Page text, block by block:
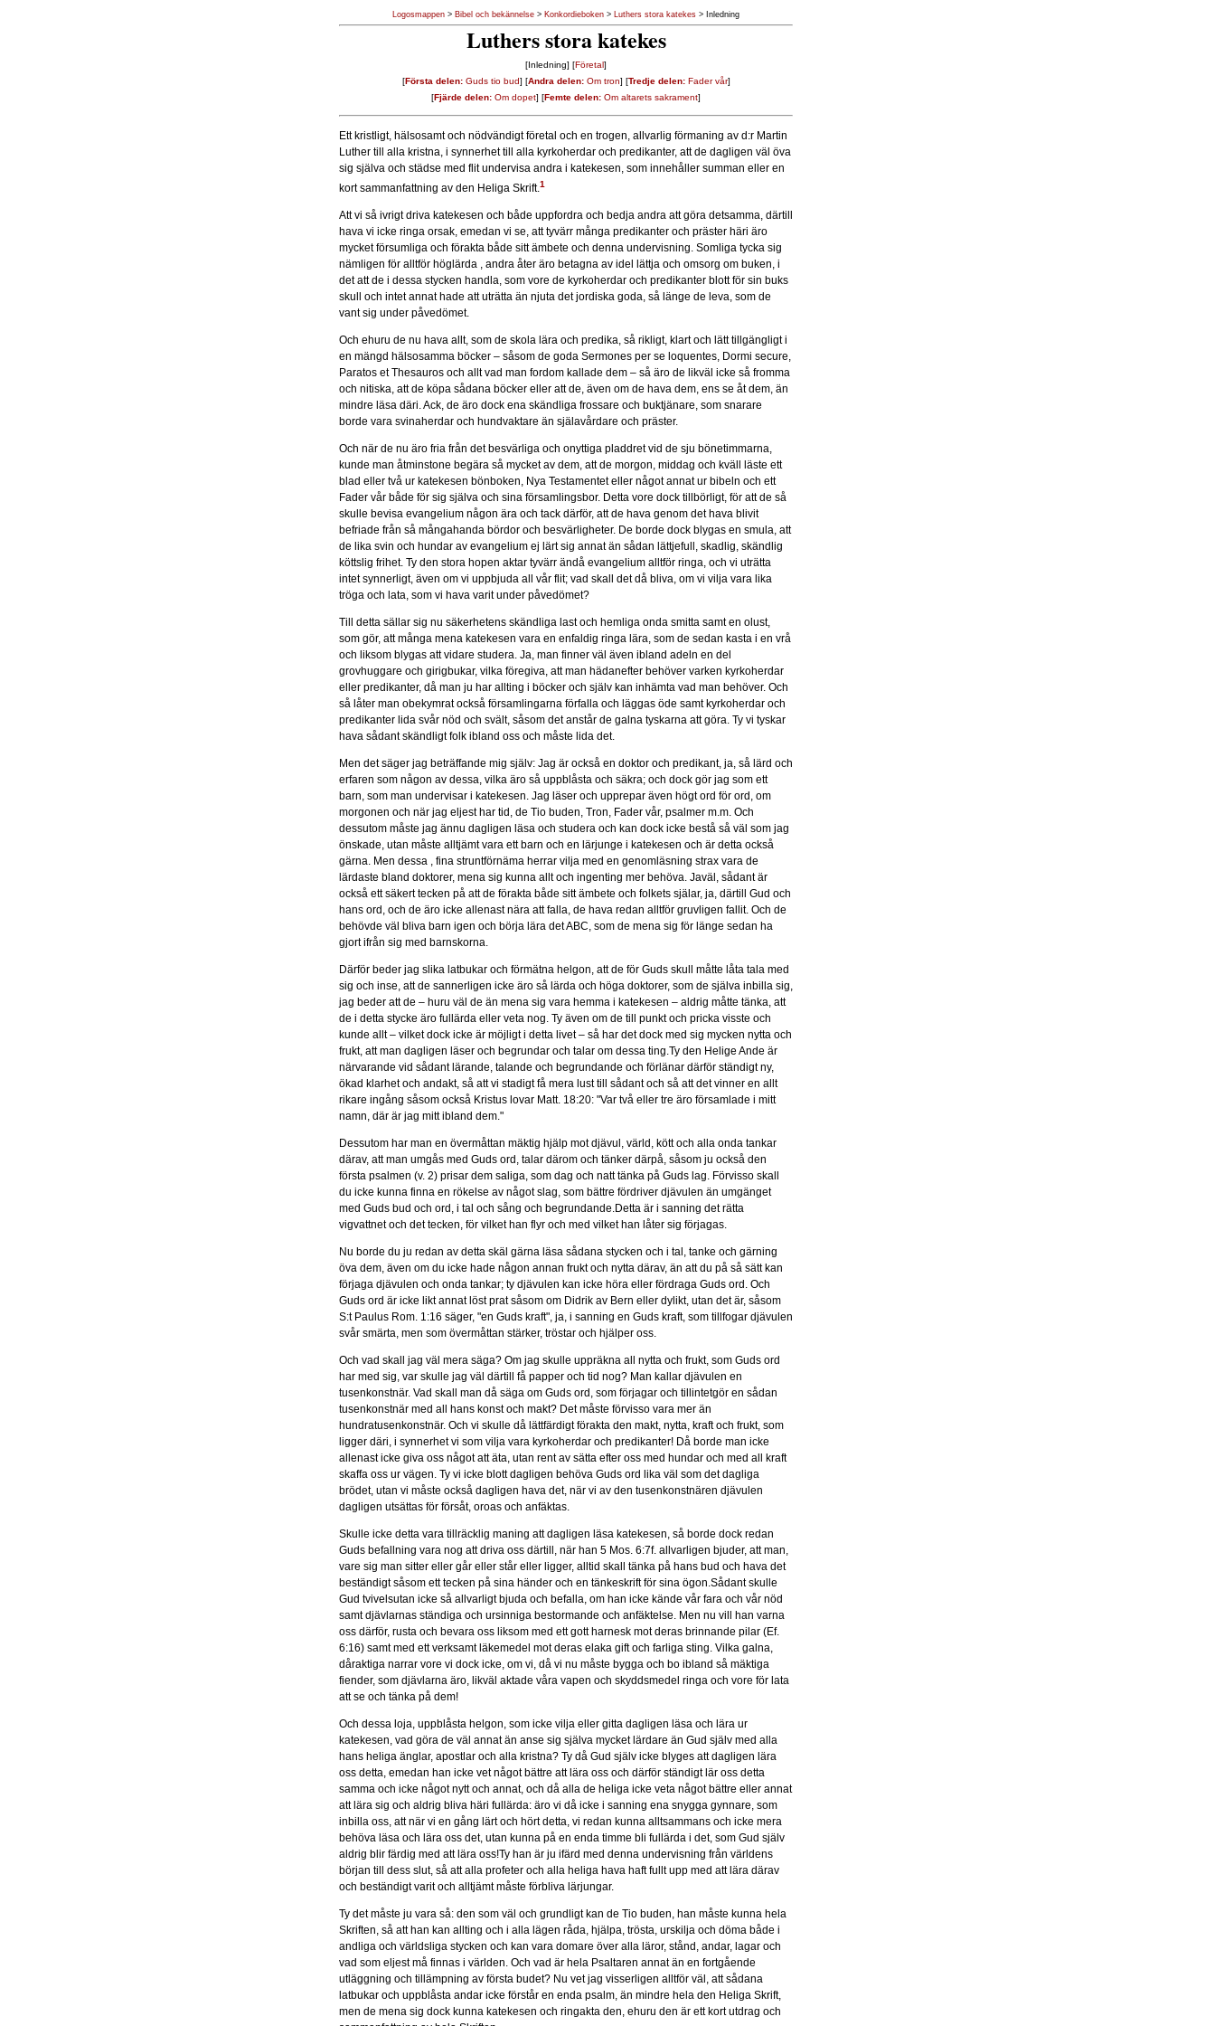
Logosmappen > Bibel och bekännelse > Konkordieboken > Luthers stora katekes > Inledning
Luthers stora katekes
[Inledning] [Företal]
[Första delen:Guds tio bud] [Andra delen:Om tron] [Tredje delen:Fader vår]
[Fjärde delen: Om dopet] [Femte delen: Om altarets sakrament]
Ett kristligt, hälsosamt och nödvändigt företal och en trogen, allvarlig förmaning av d:r Martin
Luther till alla kristna, i synnerhet till alla kyrkoherdar och predikanter, att de dagligen väl öva
sig själva och städse med flit undervisa andra i katekesen, som innehåller summan eller en
kort sammanfattning av den Heliga Skrift.1
Att vi så ivrigt driva katekesen och både uppfordra och bedja andra att göra detsamma, därtill
hava vi icke ringa orsak, emedan vi se, att tyvärr många predikanter och präster häri äro
mycket försumliga och förakta både sitt ämbete och denna undervisning. Somliga tycka sig
nämligen för alltför höglärda , andra åter äro betagna av idel lättja och omsorg om buken, i
det att de i dessa stycken handla, som vore de kyrkoherdar och predikanter blott för sin buks
skull och intet annat hade att uträtta än njuta det jordiska goda, så länge de leva, som de
vant sig under påvedömet.
Och ehuru de nu hava allt, som de skola lära och predika, så rikligt, klart och lätt tillgängligt i
en mängd hälsosamma böcker – såsom de goda Sermones per se loquentes, Dormi secure,
Paratos et Thesauros och allt vad man fordom kallade dem – så äro de likväl icke så fromma
och nitiska, att de köpa sådana böcker eller att de, även om de hava dem, ens se åt dem, än
mindre läsa däri. Ack, de äro dock ena skändliga frossare och buktjänare, som snarare
borde vara svinaherdar och hundvaktare än själavårdare och präster.
Och när de nu äro fria från det besvärliga och onyttiga pladdret vid de sju bönetimmarna,
kunde man åtminstone begära så mycket av dem, att de morgon, middag och kväll läste ett
blad eller två ur katekesen bönboken, Nya Testamentet eller något annat ur bibeln och ett
Fader vår både för sig själva och sina församlingsbor. Detta vore dock tillbörligt, för att de så
skulle bevisa evangelium någon ära och tack därför, att de hava genom det hava blivit
befriade från så mångahanda bördor och besvärligheter. De borde dock blygas en smula, att
de lika svin och hundar av evangelium ej lärt sig annat än sådan lättjefull, skadlig, skändlig
köttslig frihet. Ty den stora hopen aktar tyvärr ändå evangelium alltför ringa, och vi uträtta
intet synnerligt, även om vi uppbjuda all vår flit; vad skall det då bliva, om vi vilja vara lika
tröga och lata, som vi hava varit under påvedömet?
Till detta sällar sig nu säkerhetens skändliga last och hemliga onda smitta samt en olust,
som gör, att många mena katekesen vara en enfaldig ringa lära, som de sedan kasta i en vrå
och liksom blygas att vidare studera. Ja, man finner väl även ibland adeln en del
grovhuggare och girigbukar, vilka föregiva, att man hädanefter behöver varken kyrkoherdar
eller predikanter, då man ju har allting i böcker och själv kan inhämta vad man behöver. Och
så låter man obekymrat också församlingarna förfalla och läggas öde samt kyrkoherdar och
predikanter lida svår nöd och svält, såsom det anstår de galna tyskarna att göra. Ty vi tyskar
hava sådant skändligt folk ibland oss och måste lida det.
Men det säger jag beträffande mig själv: Jag är också en doktor och predikant, ja, så lärd och
erfaren som någon av dessa, vilka äro så uppblåsta och säkra; och dock gör jag som ett
barn, som man undervisar i katekesen. Jag läser och upprepar även högt ord för ord, om
morgonen och när jag eljest har tid, de Tio buden, Tron, Fader vår, psalmer m.m. Och
dessutom måste jag ännu dagligen läsa och studera och kan dock icke bestå så väl som jag
önskade, utan måste alltjämt vara ett barn och en lärjunge i katekesen och är detta också
gärna. Men dessa , fina struntförnäma herrar vilja med en genomläsning strax vara de
lärdaste bland doktorer, mena sig kunna allt och ingenting mer behöva. Javäl, sådant är
också ett säkert tecken på att de förakta både sitt ämbete och folkets själar, ja, därtill Gud och
hans ord, och de äro icke allenast nära att falla, de hava redan alltför gruvligen fallit. Och de
behövde väl bliva barn igen och börja lära det ABC, som de mena sig för länge sedan ha
gjort ifrån sig med barnskorna.
Därför beder jag slika latbukar och förmätna helgon, att de för Guds skull måtte låta tala med
sig och inse, att de sannerligen icke äro så lärda och höga doktorer, som de själva inbilla sig,
jag beder att de – huru väl de än mena sig vara hemma i katekesen – aldrig måtte tänka, att
de i detta stycke äro fullärda eller veta nog. Ty även om de till punkt och pricka visste och
kunde allt – vilket dock icke är möjligt i detta livet – så har det dock med sig mycken nytta och
frukt, att man dagligen läser och begrundar och talar om dessa ting.Ty den Helige Ande är
närvarande vid sådant lärande, talande och begrundande och förlänar därför ständigt ny,
ökad klarhet och andakt, så att vi stadigt få mera lust till sådant och så att det vinner en allt
rikare ingång såsom också Kristus lovar Matt. 18:20: "Var två eller tre äro församlade i mitt
namn, där är jag mitt ibland dem."
Dessutom har man en övermåttan mäktig hjälp mot djävul, värld, kött och alla onda tankar
därav, att man umgås med Guds ord, talar därom och tänker därpå, såsom ju också den
första psalmen (v. 2) prisar dem saliga, som dag och natt tänka på Guds lag. Förvisso skall
du icke kunna finna en rökelse av något slag, som bättre fördriver djävulen än umgänget
med Guds bud och ord, i tal och sång och begrundande.Detta är i sanning det rätta
vigvattnet och det tecken, för vilket han flyr och med vilket han låter sig förjagas.
Nu borde du ju redan av detta skäl gärna läsa sådana stycken och i tal, tanke och gärning
öva dem, även om du icke hade någon annan frukt och nytta därav, än att du på så sätt kan
förjaga djävulen och onda tankar; ty djävulen kan icke höra eller fördraga Guds ord. Och
Guds ord är icke likt annat löst prat såsom om Didrik av Bern eller dylikt, utan det är, såsom
S:t Paulus Rom. 1:16 säger, "en Guds kraft", ja, i sanning en Guds kraft, som tillfogar djävulen
svår smärta, men som övermåttan stärker, tröstar och hjälper oss.
Och vad skall jag väl mera säga? Om jag skulle uppräkna all nytta och frukt, som Guds ord
har med sig, var skulle jag väl därtill få papper och tid nog? Man kallar djävulen en
tusenkonstnär. Vad skall man då säga om Guds ord, som förjagar och tillintetgör en sådan
tusenkonstnär med all hans konst och makt? Det måste förvisso vara mer än
hundratusenkonstnär. Och vi skulle då lättfärdigt förakta den makt, nytta, kraft och frukt, som
ligger däri, i synnerhet vi som vilja vara kyrkoherdar och predikanter! Då borde man icke
allenast icke giva oss något att äta, utan rent av sätta efter oss med hundar och med all kraft
skaffa oss ur vägen. Ty vi icke blott dagligen behöva Guds ord lika väl som det dagliga
brödet, utan vi måste också dagligen hava det, när vi av den tusenkonstnären djävulen
dagligen utsättas för försåt, oroas och anfäktas.
Skulle icke detta vara tillräcklig maning att dagligen läsa katekesen, så borde dock redan
Guds befallning vara nog att driva oss därtill, när han 5 Mos. 6:7f. allvarligen bjuder, att man,
vare sig man sitter eller går eller står eller ligger, alltid skall tänka på hans bud och hava det
beständigt såsom ett tecken på sina händer och en tänkeskrift för sina ögon.Sådant skulle
Gud tvivelsutan icke så allvarligt bjuda och befalla, om han icke kände vår fara och vår nöd
samt djävlarnas ständiga och ursinniga bestormande och anfäktelse. Men nu vill han varna
oss därför, rusta och bevara oss liksom med ett gott harnesk mot deras brinnande pilar (Ef.
6:16) samt med ett verksamt läkemedel mot deras elaka gift och farliga sting. Vilka galna,
dåraktiga narrar vore vi dock icke, om vi, då vi nu måste bygga och bo ibland så mäktiga
fiender, som djävlarna äro, likväl aktade våra vapen och skyddsmedel ringa och vore för lata
att se och tänka på dem!
Och dessa loja, uppblåsta helgon, som icke vilja eller gitta dagligen läsa och lära ur
katekesen, vad göra de väl annat än anse sig själva mycket lärdare än Gud själv med alla
hans heliga änglar, apostlar och alla kristna? Ty då Gud själv icke blyges att dagligen lära
oss detta, emedan han icke vet något bättre att lära oss och därför ständigt lär oss detta
samma och icke något nytt och annat, och då alla de heliga icke veta något bättre eller annat
att lära sig och aldrig bliva häri fullärda: äro vi då icke i sanning ena snygga gynnare, som
inbilla oss, att när vi en gång lärt och hört detta, vi redan kunna alltsammans och icke mera
behöva läsa och lära oss det, utan kunna på en enda timme bli fullärda i det, som Gud själv
aldrig blir färdig med att lära oss!Ty han är ju ifärd med denna undervisning från världens
början till dess slut, så att alla profeter och alla heliga hava haft fullt upp med att lära därav
och beständigt varit och alltjämt måste förbliva lärjungar.
Ty det måste ju vara så: den som väl och grundligt kan de Tio buden, han måste kunna hela
Skriften, så att han kan allting och i alla lägen råda, hjälpa, trösta, urskilja och döma både i
andliga och världsliga stycken och kan vara domare över alla läror, stånd, andar, lagar och
vad som eljest må finnas i världen. Och vad är hela Psaltaren annat än en fortgående
utläggning och tillämpning av första budet? Nu vet jag visserligen alltför väl, att sådana
latbukar och uppblåsta andar icke förstår en enda psalm, än mindre hela den Heliga Skrift,
men de mena sig dock kunna katekesen och ringakta den, ehuru den är ett kort utdrag och